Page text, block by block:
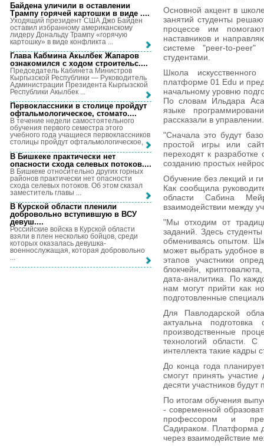
Основной акцент в
занятий студенты
процессе им
наставников и
системе "peer-to-
студентами.
Школа
платформе 01 Edu и
начальному уровню
По словам Ильдара
языке
рассказали в управлении.
"Сначала это будут
простой игры или
переходят к
созданию простых
Обучение без лекций и
Как сообщила
области Сабина
взаимодействии между
"Мы отходим от
заданий. Здесь
обмениваясь опытом.
может выбрать удобное
этапов участники
блокчейн,
дата-аналитика. По
нам могут прийти как
подготовленные
Для Павлодарской
актуальна подготовка
производственные
технологий области. С
интеллекта такие кадры
До конца года
смогут принять
десяти участников
По итогам обучения
- современной
профессором и
Садираком. Платформа
через взаимодействие
Байдена уличили в оставлении
Трампу горячей картошки в виде ....
Уходящий президент США Джо Байден
оставил избранному американскому
лидеру Дональду Трампу «горячую
картошку» в виде конфликта ...
Глава Кабмина Акылбек Жапаров
ознакомился с ходом строительс....
Председатель Кабинета Министров
Кыргызской Республики — Руководитель
Администрации Президента Кыргызской
Республики Акылбек ...
Первоклассники в столице пройдут
офтальмологическое, стомато....
В течение недели самостоятельного
обучения первого семестра этого
учебного года учащиеся первоклассников
столицы пройдут офтальмологическое, ...
В Бишкеке практически нет
опасности схода селевых потоков....
В Бишкеке относительно других горных
районов практически нет опасности
схода селевых потоков. Об этом сказал
заместитель главы ...
В Курской области пленили
добровольно вступившую в ВСУ
девуш....
Российские войска в Курской области
взяли в плен несколько бойцов, среди
которых оказалась девушка-
военнослужащая, которая добровольно
...